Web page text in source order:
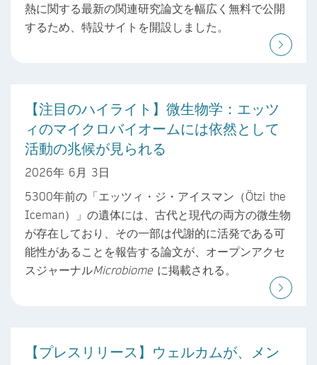
熱に関する最新の関連研究論文を幅広く無料で公開
するため、特設サイトを開設しました。
【注目のハイライト】微生物学：エッツ
ィのマイクロバイオームには依然として
活動の兆候が見られる
2026年 6月 3日
5300年前の「エッツィ・ジ・アイスマン（Ötzi the
Iceman）」の遺体には、古代と現代の両方の微生物
が存在しており、その一部は代謝的に活発である可
能性があることを報告する論文が、オープンアクセ
スジャーナルMicrobiome に掲載される。
【プレスリリース】ウェルカムが、メン